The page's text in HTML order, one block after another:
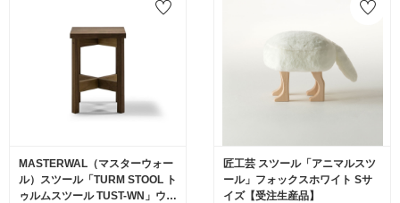
MASTERWAL（マスターウォー
ル）スツール「TURM STOOL ト
ゥルムスツール TUST-WN」ウォ
匠工芸 スツール「アニマルスツ
ール」フォックスホワイト Sサ
イズ【受注生産品】